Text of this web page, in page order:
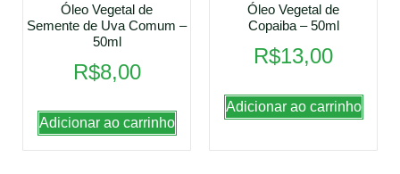
Óleo Vegetal de
Semente de Uva Comum –
50ml
R$8,00
Adicionar ao carrinho
Óleo Vegetal de
Copaiba – 50ml
R$13,00
Adicionar ao carrinho